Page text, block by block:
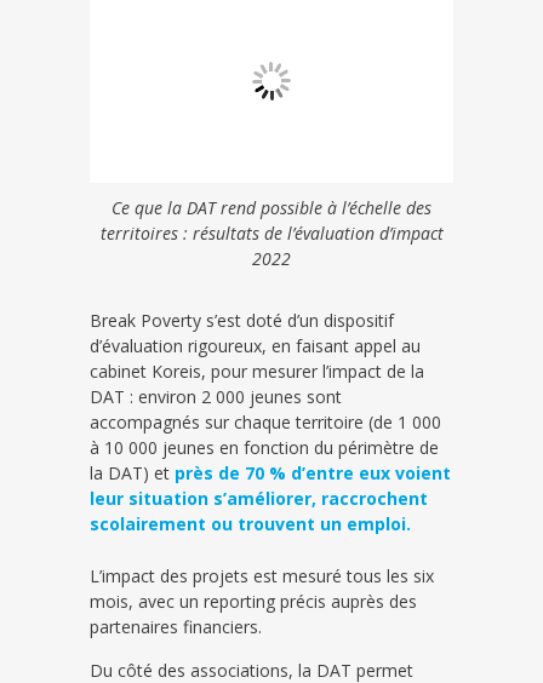
Ce que la DAT rend possible à l’échelle des
territoires : résultats de l’évaluation d’impact
2022
Break Poverty s’est doté d’un dispositif
d’évaluation rigoureux, en faisant appel au
cabinet Koreis, pour mesurer l’impact de la
DAT : environ 2 000 jeunes sont
accompagnés sur chaque territoire (de 1 000
à 10 000 jeunes en fonction du périmètre de
la DAT) et près de 70 % d’entre eux voient
leur situation s’améliorer, raccrochent
scolairement ou trouvent un emploi.
L’impact des projets est mesuré tous les six
mois, avec un reporting précis auprès des
partenaires financiers.
Du côté des associations, la DAT permet